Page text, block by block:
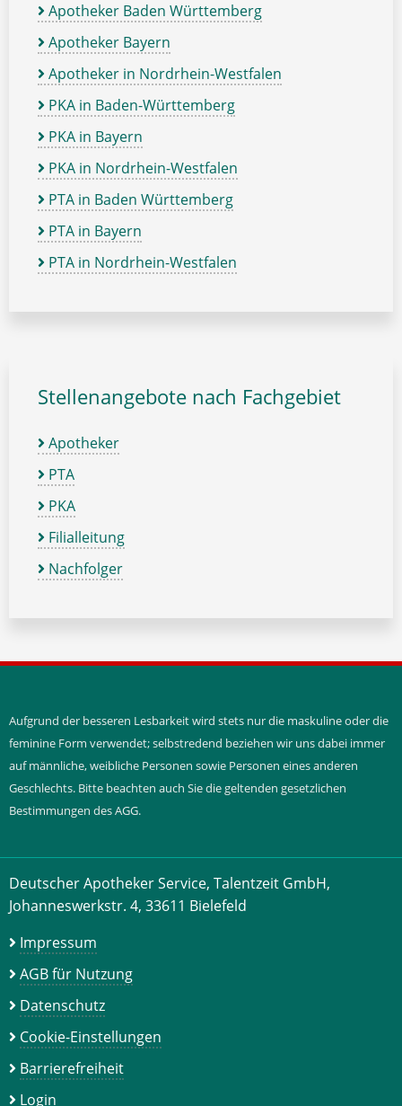
Apotheker Baden Württemberg
Apotheker Bayern
Apotheker in Nordrhein-Westfalen
PKA in Baden-Württemberg
PKA in Bayern
PKA in Nordrhein-Westfalen
PTA in Baden Württemberg
PTA in Bayern
PTA in Nordrhein-Westfalen
Stellenangebote nach Fachgebiet
Apotheker
PTA
PKA
Filialleitung
Nachfolger
Aufgrund der besseren Lesbarkeit wird stets nur die maskuline oder die
feminine Form verwendet; selbstredend beziehen wir uns dabei immer
auf männliche, weibliche Personen sowie Personen eines anderen
Geschlechts. Bitte beachten auch Sie die geltenden gesetzlichen
Bestimmungen des AGG.
Deutscher Apotheker Service, Talentzeit GmbH,
Johanneswerkstr. 4, 33611 Bielefeld
Impressum
AGB für Nutzung
Datenschutz
Cookie-Einstellungen
Barrierefreiheit
Login